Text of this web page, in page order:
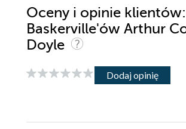
Oceny i opinie
Baskerville'ów Arthur
Doyle
Dodaj opinię